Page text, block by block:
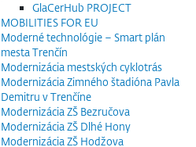
GlaCerHub PROJECT
MOBILITIES FOR EU
Moderné technológie – Smart plán
mesta Trenčín
Modernizácia mestských cyklotrás
Modernizácia Zimného štadióna Pavla
Demitru v Trenčíne
Modernizácia ZŠ Bezručova
Modernizácia ZŠ Dlhé Hony
Modernizácia ZŠ Hodžova